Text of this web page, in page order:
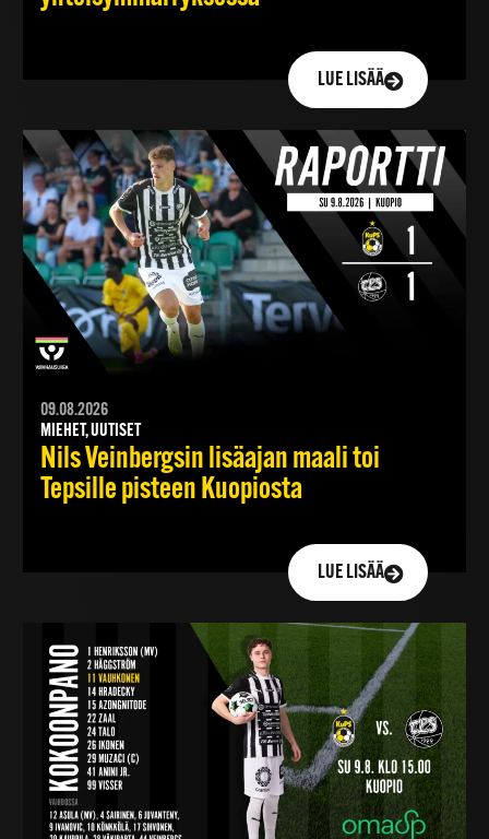
LUE LISÄÄ
09.08.2026
MIEHET, UUTISET
Nils Veinbergsin lisäajan maali toi
Tepsille pisteen Kuopiosta
LUE LISÄÄ